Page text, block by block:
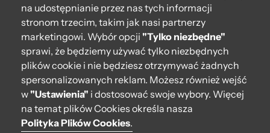
O bag
Pomoc
Moje O bag
Kontakt
na udostępnianie przez nas tych informacji
stronom trzecim, takim jak nasi partnerzy
marketingowi. Wybór opcji "Tylko niezbędne"
sprawi, że będziemy używać tylko niezbędnych
plików cookie i nie będziesz otrzymywać żadnych
spersonalizowanych reklam. Możesz również wejść
w"Ustawienia" i dostosować swoje wybory. Więcej
na temat plików Cookies określa nasza
Polityka Plików Cookies.